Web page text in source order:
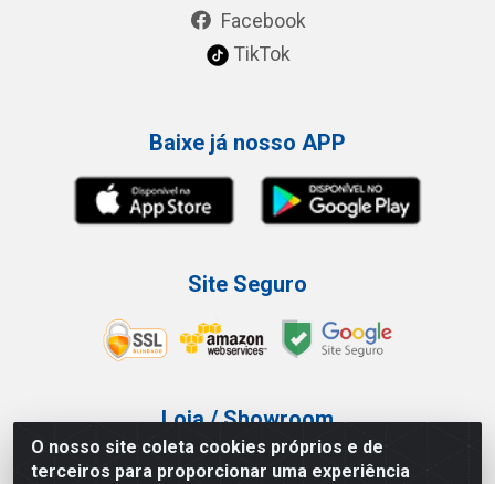
O nosso site coleta cookies próprios e de
terceiros para proporcionar uma experiência
Facebook
TikTok
Baixe já nosso APP
Site Seguro
Loja / Showroom
Tel.: (11) 3227-0546